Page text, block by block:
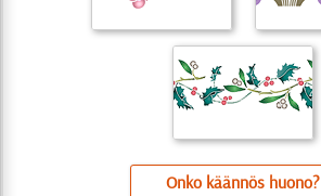
Onko käännös huono?